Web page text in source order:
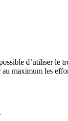
d’utiliser le
maximum les